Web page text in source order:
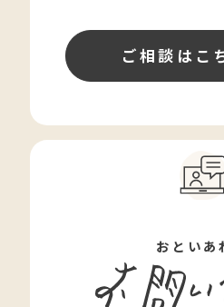
ご相談はこ
おといあ